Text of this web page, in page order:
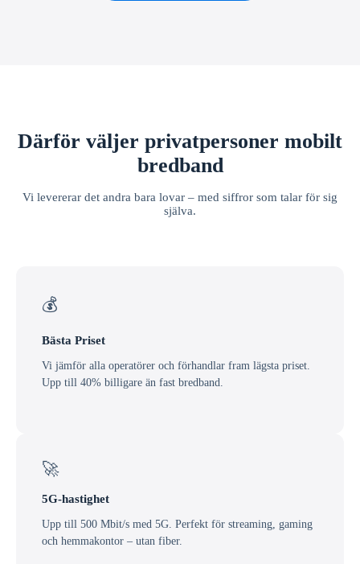
Därför väljer privatpersoner mobilt
bredband
Vi levererar det andra bara lovar – med siffror som talar för sig
själva.
💰
Bästa Priset
Vi jämför alla operatörer och förhandlar fram lägsta priset.
Upp till 40% billigare än fast bredband.
🚀
5G-hastighet
Upp till 500 Mbit/s med 5G. Perfekt för streaming, gaming
och hemmakontor – utan fiber.